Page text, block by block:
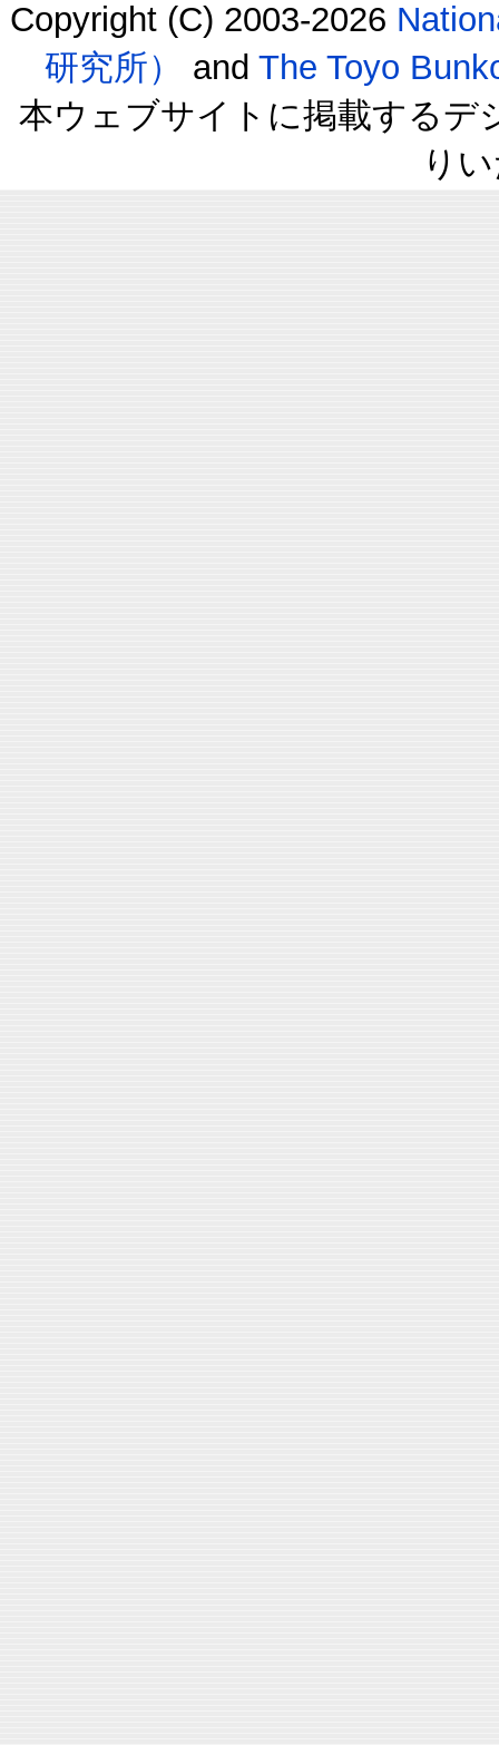
Copyright (C) 2003-2026
研究所）
and The Toyo
本ウェブサイトに掲載するデ
り